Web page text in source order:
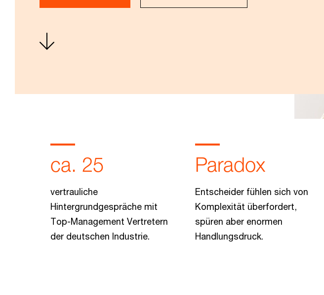
ca. 25
vertrauliche
Hintergrundgespräche mit
Top-Management Vertretern
der deutschen Industrie.
Paradox
Entscheider fühlen sich von
Komplexität überfordert,
spüren aber enormen
Handlungsdruck.